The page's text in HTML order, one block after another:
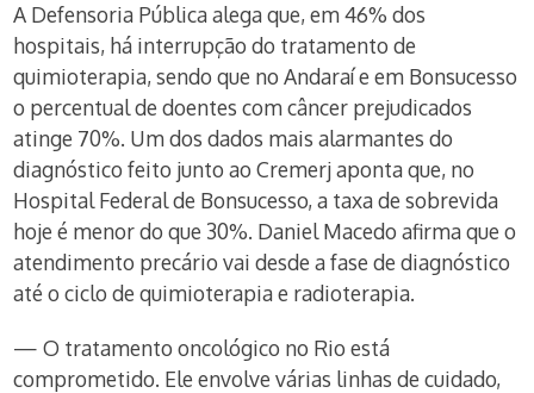
A Defensoria Pública alega que, em 46% dos
hospitais, há interrupção do tratamento de
quimioterapia, sendo que no Andaraí e em Bonsucesso
o percentual de doentes com câncer prejudicados
atinge 70%. Um dos dados mais alarmantes do
diagnóstico feito junto ao Cremerj aponta que, no
Hospital Federal de Bonsucesso, a taxa de sobrevida
hoje é menor do que 30%. Daniel Macedo afirma que o
atendimento precário vai desde a fase de diagnóstico
até o ciclo de quimioterapia e radioterapia.
— O tratamento oncológico no Rio está
comprometido. Ele envolve várias linhas de cuidado,